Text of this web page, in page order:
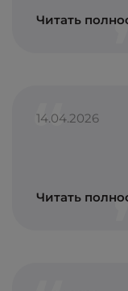
Читать
14.04.2026
Читать